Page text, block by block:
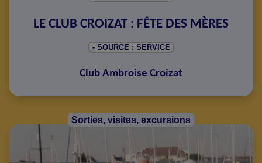
LE CLUB CROIZAT : FÊTE DES MÈRES
- SOURCE : SERVICE
Club Ambroise Croizat
Sorties, visites, excursions